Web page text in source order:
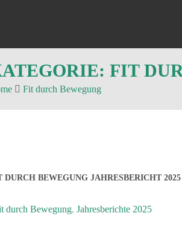
FIT
Fit durch Bewegung
DURCH BEWEGUNG JAHRESBERICHT 2025
durch Bewegung, Jahresberichte 2025